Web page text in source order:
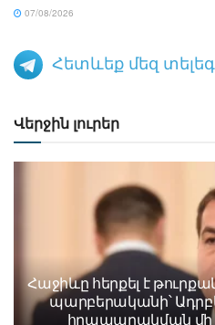
07/08/2026
Հետևեք մեզ
Վերջին լուրեր
Հաջիևը հերքել է
պարբերականի՝
հրապարակման մի